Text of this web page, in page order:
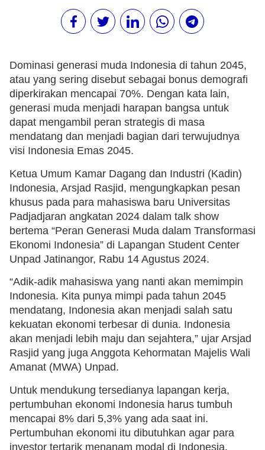
Dominasi generasi muda Indonesia di tahun 2045,
atau yang sering disebut sebagai bonus demografi
diperkirakan mencapai 70%. Dengan kata lain,
generasi muda menjadi harapan bangsa untuk
dapat mengambil peran strategis di masa
mendatang dan menjadi bagian dari terwujudnya
visi Indonesia Emas 2045.
Ketua Umum Kamar Dagang dan Industri (Kadin)
Indonesia, Arsjad Rasjid, mengungkapkan pesan
khusus pada para mahasiswa baru Universitas
Padjadjaran angkatan 2024 dalam talk show
bertema “Peran Generasi Muda dalam Transformasi
Ekonomi Indonesia” di Lapangan Student Center
Unpad Jatinangor, Rabu 14 Agustus 2024.
“Adik-adik mahasiswa yang nanti akan memimpin
Indonesia. Kita punya mimpi pada tahun 2045
mendatang, Indonesia akan menjadi salah satu
kekuatan ekonomi terbesar di dunia. Indonesia
akan menjadi lebih maju dan sejahtera,” ujar Arsjad
Rasjid yang juga Anggota Kehormatan Majelis Wali
Amanat (MWA) Unpad.
Untuk mendukung tersedianya lapangan kerja,
pertumbuhan ekonomi Indonesia harus tumbuh
mencapai 8% dari 5,3% yang ada saat ini.
Pertumbuhan ekonomi itu dibutuhkan agar para
investor tertarik menanam modal di Indonesia.